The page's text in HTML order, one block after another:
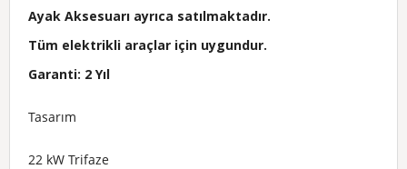
Ayak Aksesuarı ayrıca satılmaktadır.
Tüm elektrikli araçlar için uygundur.
Garanti: 2 Yıl
Tasarım
22 kW Trifaze